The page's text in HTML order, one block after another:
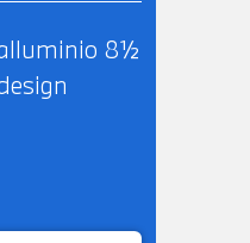
8½